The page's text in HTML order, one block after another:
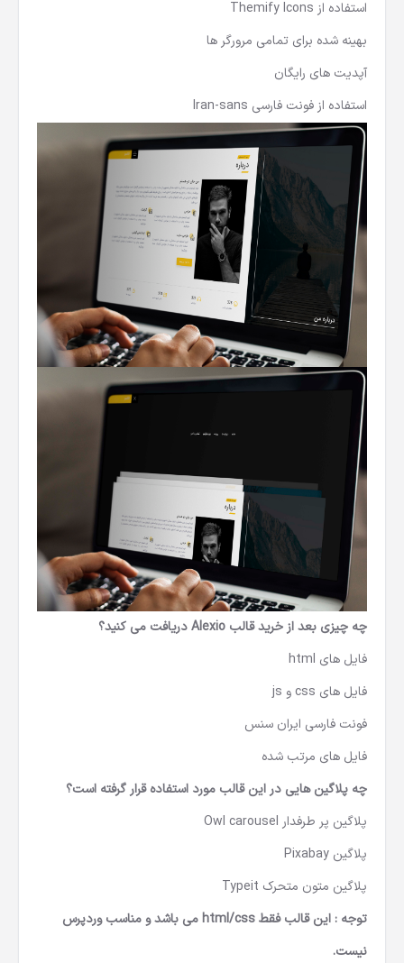
استفاده از Themify Icons
بهینه شده برای تمامی مرورگر ها
آپدیت های رایگان
استفاده از فونت فارسی Iran-sans
چه چیزی بعد از خریدقالب Alexio
دریافت می کنید؟
فایل های html
فایل های css و js
فونت فارسی ایران سنس
فایل های مرتب شده
چه پلاگین هایی در این قالب مورد استفاده قرار گرفته است؟
پلاگین پر طرفدار Owl carousel
پلاگین Pixabay
پلاگین متون متحرک Typeit
توجه : این قالب فقط html/css می باشد و مناسب وردپرس
نیست.